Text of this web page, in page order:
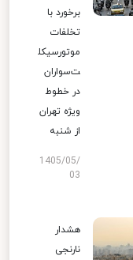
برخورد با
تخلفات
موتورسیکل
ت‌سواران
در خطوط
ویژه تهران
از شنبه
1405/05/
03
هشدار
نارنجی